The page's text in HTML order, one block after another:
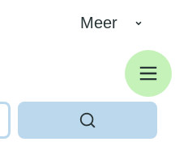
of wijzig resultaten.
Meer
helpen?
Zoeken